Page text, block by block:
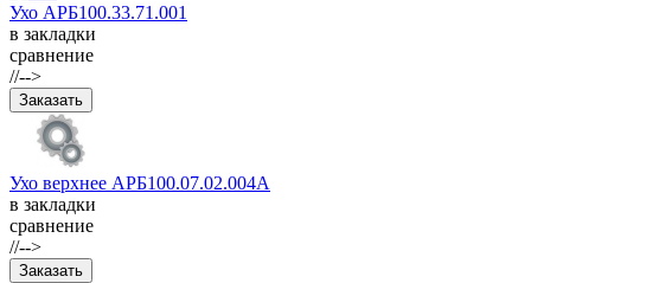
Ухо АРБ100.33.71.001
в закладки
сравнение
//-->
Ухо верхнее АРБ100.07.02.004А
в закладки
сравнение
//-->